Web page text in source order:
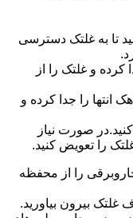
تا به غلتک دسترسی
کرده و غلتک را از
انتها را جدا کرده و
صورت نیاز
را تعویض کنید.
را از محفظه
بیرون بیاورید.